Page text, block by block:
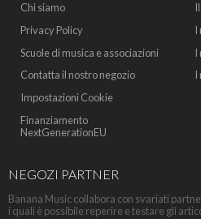
Chi siamo
Privacy Policy
Scuole di musica e associazioni
Contatta il nostro negozio
Impostazioni Cookie
Finanziamento
NextGenerationEU
I
I
I
NEGOZI PARTNER
Banana Music collabora con svariati
i quali è possibile reperire e testare gli